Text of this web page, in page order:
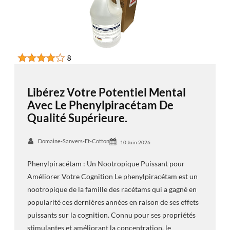
Libérez Votre Potentiel Mental
Avec Le Phenylpiracétam De
Qualité Supérieure.
Domaine-Sanvers-Et-Cotton 10 Juin 2026
Phenylpiracétam : Un Nootropique Puissant pour
Améliorer Votre Cognition Le phenylpiracétam est un
nootropique de la famille des racétams qui a gagné en
popularité ces dernières années en raison de ses effets
puissants sur la cognition. Connu pour ses propriétés
stimulantes et améliorant la concentration, le